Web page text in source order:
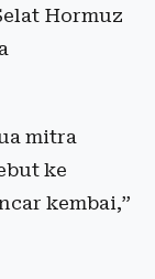
Hormuz
mitra
ke
kembai,”